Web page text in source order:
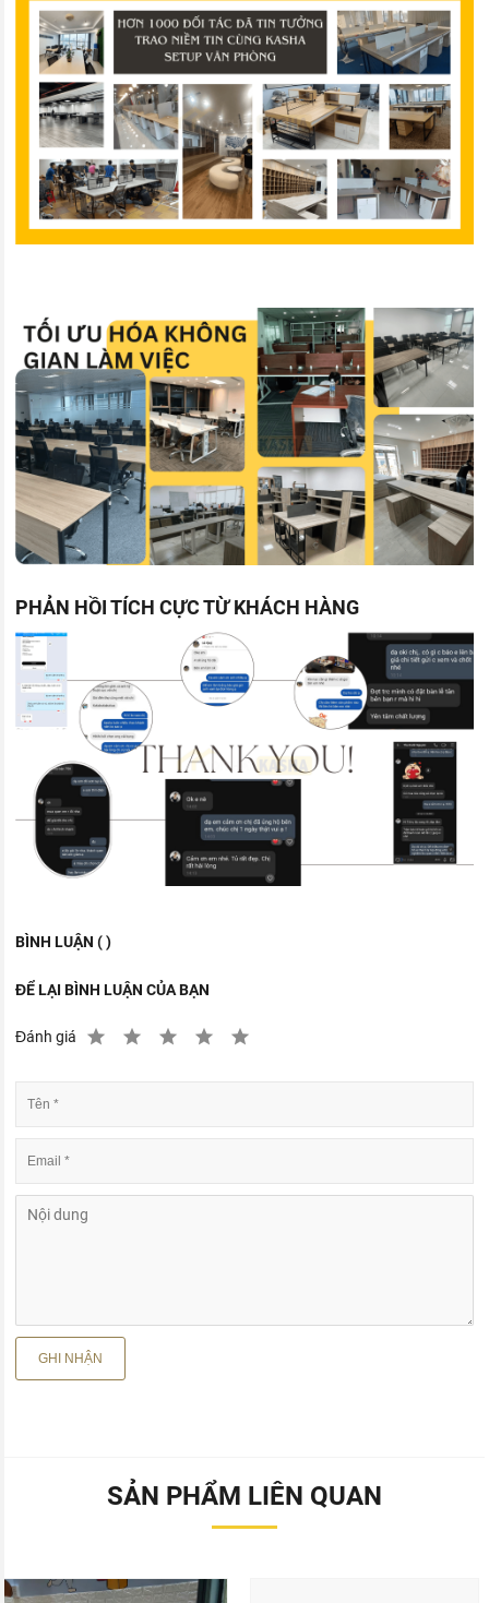
PHẢN HỒI TÍCH CỰC TỪ KHÁCH HÀNG
BÌNH LUẬN ( )
ĐỂ LẠI BÌNH LUẬN CỦA BẠN
Đánh giá
SẢN PHẨM LIÊN QUAN